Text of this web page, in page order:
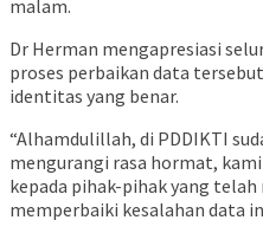
malam.
Dr Herman mengapresiasi
proses perbaikan data
identitas yang benar.
“Alhamdulillah, di PDDIKTI
mengurangi rasa hormat,
kepada pihak-pihak yang
memperbaiki kesalahan data